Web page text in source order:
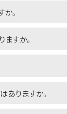
。
すか。
ありますか。